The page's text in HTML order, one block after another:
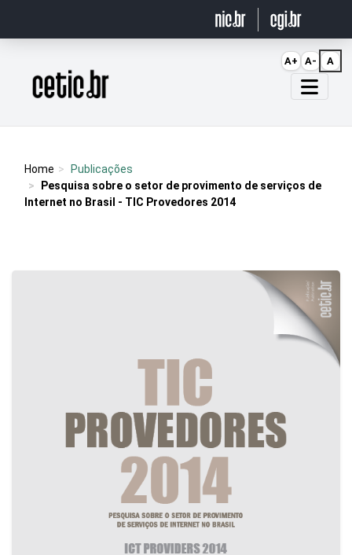
Página inicial
Home
Publicações
Pesquisa sobre o setor de provimento de serviços de
Internet no Brasil - TIC Provedores 2014
A+ A- A